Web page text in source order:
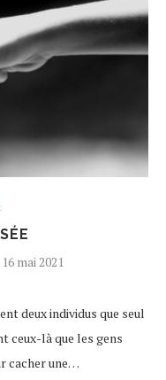
16 mai 2021
deux individus que seul
ceux-là que les gens
cacher une…